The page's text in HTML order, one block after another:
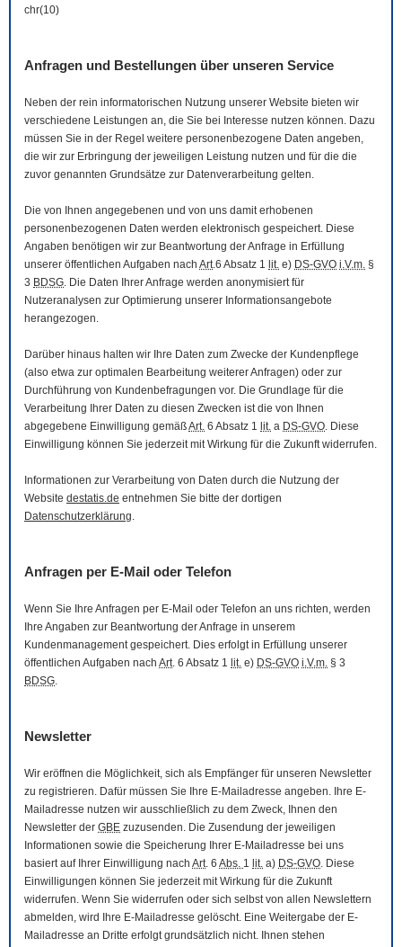
chr(10)
Anfragen und Bestellungen über unseren Service
Neben der rein informatorischen Nutzung unserer Website bieten wir
verschiedene Leistungen an, die Sie bei Interesse nutzen können. Dazu
müssen Sie in der Regel weitere personenbezogene Daten angeben,
die wir zur Erbringung der jeweiligen Leistung nutzen und für die die
zuvor genannten Grundsätze zur Datenverarbeitung gelten.
Die von Ihnen angegebenen und von uns damit erhobenen
personenbezogenen Daten werden elektronisch gespeichert. Diese
Angaben benötigen wir zur Beantwortung der Anfrage in Erfüllung
unserer öffentlichen Aufgaben nach Art.6 Absatz 1 lit. e) DS-GVO i.V.m. §
3 BDSG. Die Daten Ihrer Anfrage werden anonymisiert für
Nutzeranalysen zur Optimierung unserer Informationsangebote
herangezogen.
Darüber hinaus halten wir Ihre Daten zum Zwecke der Kundenpflege
(also etwa zur optimalen Bearbeitung weiterer Anfragen) oder zur
Durchführung von Kundenbefragungen vor. Die Grundlage für die
Verarbeitung Ihrer Daten zu diesen Zwecken ist die von Ihnen
abgegebene Einwilligung gemäßArt. 6 Absatz 1 lit. a DS-GVO. Diese
Einwilligung können Sie jederzeit mit Wirkung für die Zukunft widerrufen.
Informationen zur Verarbeitung von Daten durch die Nutzung der
Website destatis.de entnehmen Sie bitte der dortigen
Datenschutzerklärung.
Anfragen per E-Mail oder Telefon
Wenn Sie Ihre Anfragen per E-Mail oder Telefon an uns richten, werden
Ihre Angaben zur Beantwortung der Anfrage in unserem
Kundenmanagement gespeichert. Dies erfolgt in Erfüllung unserer
öffentlichen Aufgaben nach Art. 6 Absatz 1 lit. e) DS-GVO i.V.m. § 3
BDSG.
Newsletter
Wir eröffnen die Möglichkeit, sich als Empfänger für unseren Newsletter
zu registrieren. Dafür müssen Sie Ihre E-Mail adresse angeben. Ihre E-
Mail adresse nutzen wir ausschließlich zu dem Zweck, Ihnen den
Newsletter der GBE zuzusenden. Die Zusendung der jeweiligen
Informationen sowie die Speicherung Ihrer E-Mail adresse bei uns
basiert auf Ihrer Einwilligung nach Art. 6 Abs. 1 lit. a) DS-GVO. Diese
Einwilligungen können Sie jederzeit mit Wirkung für die Zukunft
widerrufen. Wenn Sie widerrufen oder sich selbst von allen Newslettern
abmelden, wird Ihre E-Mail adresse gelöscht. Eine Weitergabe der E-
Mail adresse an Dritte erfolgt grundsätzlich nicht. Ihnen stehen